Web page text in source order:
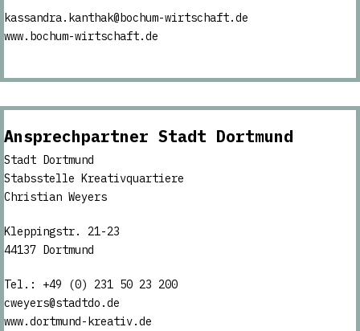
kassandra.kanthak@bochum-wirtschaft.de
www.bochum-wirtschaft.de
Ansprechpartner Stadt Dortmund
Stadt Dortmund
Stabsstelle Kreativquartiere
Christian Weyers
Kleppingstr. 21-23
44137 Dortmund
Tel.: +49 (0) 231 50 23 200
cweyers@stadtdo.de
www.dortmund-kreativ.de